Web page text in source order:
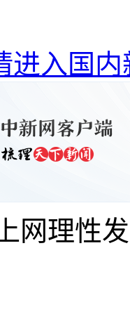
进入国内
网理性